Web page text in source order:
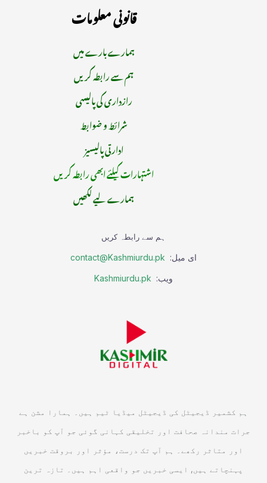
قانونی معلومات
ہمارے بارے میں
ہم سے رابطہ کریں
رازداری کی پالیسی
شرائط و ضوابط
ادارتی پالیسیز
اشتہارات کیلئے ابھی رابطہ کریں
ہمارے لیے لکھیں
ہم سے رابطہ کریں
ای میل: contact@Kashmiurdu.pk
ویب: Kashmiurdu.pk
ہم کشمیر ڈیجیٹل کی ڈیجیٹل میڈیا ٹیم ہیں۔ ہمارا مشن ہے
جرات مندانہ صحافت اور تخلیقی کہانی گوئی جو آپ کو باخبر
اور متاثر رکھے۔ ہم آپ تک درست، مؤثر اور بروقت خبریں
پہنچاتے ہیں, ایسی خبریں جو واقعی اہم ہیں۔ تازہ ترین